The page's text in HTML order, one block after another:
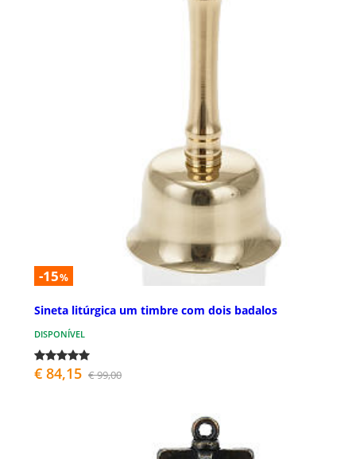
-15%
Sineta litúrgica um timbre com dois badalos
DISPONÍVEL
€ 84,15 € 99,00